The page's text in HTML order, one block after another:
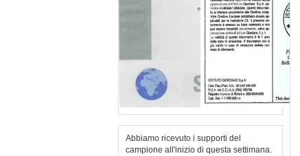
Abbiamo ricevuto i supporti del
campione all'inizio di questa settimana.